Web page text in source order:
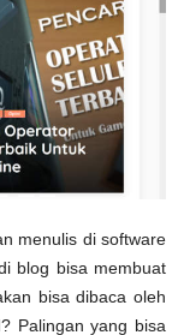
menulis di software
blog bisa membuat
bisa dibaca oleh
Palingan yang bisa